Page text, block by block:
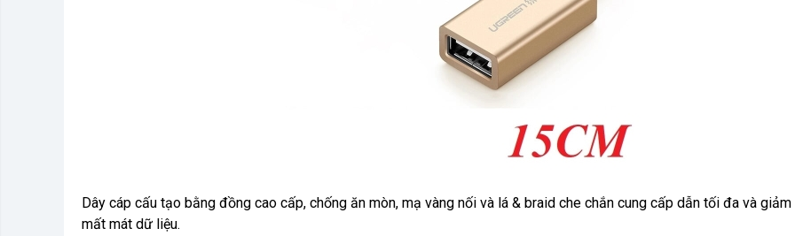
Dây cáp cấu tạo bằng đồng cao cấp, chống ăn mòn, mạ vàng nối và lá & braid che chắn cung cấp dẫn tối đa và giảm
mất mát dữ liệu.